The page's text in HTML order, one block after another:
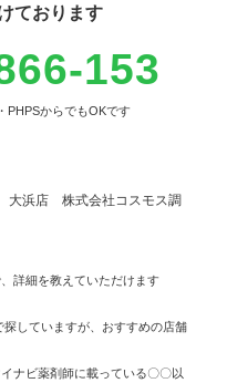
ております
153
PHPSからでもOKです
大浜店 株式会社コスモス調
詳細を教えていただけます
探していますが、おすすめの店舗
ナビ薬剤師に載っている〇〇以